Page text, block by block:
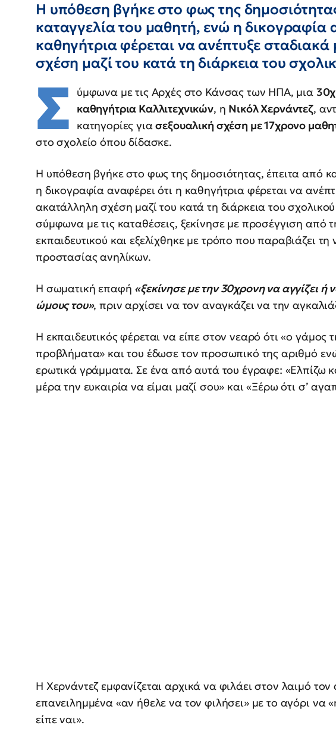
Η υπόθεση βγήκε στο φως της
καταγγελία του μαθητή, ενώ η δικογραφία
καθηγήτρια φέρεται να ανέπτυξε
σχέση μαζί του κατά τη διάρκεια του
Σ ύμφωνα με τις Αρχές στο Κάνσας των ΗΠΑ, μια
καθηγήτρια Καλλιτεχνικών, η Νικόλ Χερνάντεζ,
κατηγορίες γιασεξουαλική σχέση με 17χρονο
στο σχολείο όπου δίδασκε.
Η υπόθεση βγήκε στο φως της δημοσιότητας, έπειτα από
η δικογραφία αναφέρει ότι η καθηγήτρια φέρεται να
ακατάλληλη σχέση μαζί του κατά τη διάρκεια του
σύμφωνα με τις καταθέσεις, ξεκίνησε με προσέγγιση από
εκπαιδευτικού και εξελίχθηκε με τρόπο που παραβιάζει τη
προστασίας ανηλίκων.
Η σωματική επαφή «ξεκίνησε με την 30χρονη να αγγίζει ή
ώμους του», πριν αρχίσει να τον αναγκάζει να την
Η εκπαιδευτικός φέρεται να είπε στον νεαρό ότι «ο γάμος
προβλήματα» και του έδωσε τον προσωπικό της αριθμό
ερωτικά γράμματα. Σε ένα από αυτά του έγραφε: «Ελπίζω
μέρα την ευκαιρία να είμαι μαζί σου» και «Ξέρω ότι σ’
Η Χερνάντεζ εμφανίζεται αρχικά να φιλάει στον λαιμό
επανειλημμένα «αν ήθελε να τον φιλήσει» με το αγόρι να
είπε ναι».